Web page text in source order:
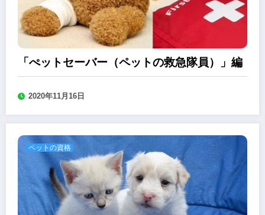
「ぺットセーバー（ペットの救急隊員）」編
2020年11月16日
ペットの資格